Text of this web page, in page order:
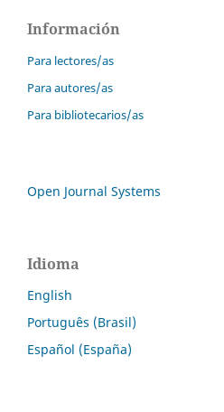
Información
Para lectores/as
Para autores/as
Para bibliotecarios/as
Open Journal Systems
Idioma
English
Português (Brasil)
Español (España)